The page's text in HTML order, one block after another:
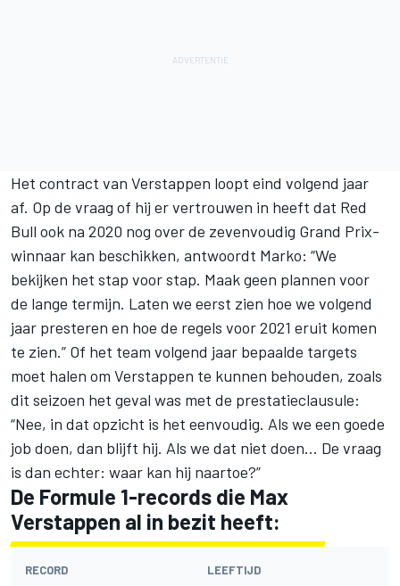
Het contract van Verstappen loopt eind volgend jaar
af. Op de vraag of hij er vertrouwen in heeft dat Red
Bull ook na 2020 nog over de zevenvoudig Grand Prix-
winnaar kan beschikken, antwoordt Marko: “We
bekijken het stap voor stap. Maak geen plannen voor
de lange termijn. Laten we eerst zien hoe we volgend
jaar presteren en hoe de regels voor 2021 eruit komen
te zien.” Of het team volgend jaar bepaalde targets
moet halen om Verstappen te kunnen behouden, zoals
dit seizoen het geval was met de prestatieclausule:
“Nee, in dat opzicht is het eenvoudig. Als we een goede
job doen, dan blijft hij. Als we dat niet doen… De vraag
is dan echter: waar kan hij naartoe?”
De Formule 1-records die Max
Verstappen al in bezit heeft:
RECORD LEEFTIJD